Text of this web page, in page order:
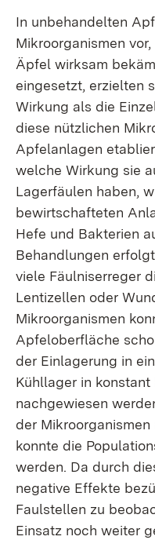
In unbehandelten
Mikroorganismen
Äpfel wirksam
eingesetzt, erzielten
Wirkung als die
diese nützlichen
Apfelanlagen
welche Wirkung sie
Lagerfäulen haben,
bewirtschafteten
Hefe und Bakterien
Behandlungen
viele Fäulniserreger
Lentizellen oder
Mikroorganismen
Apfeloberfläche
der Einlagerung in
Kühllager in
nachgewiesen
der
konnte die
werden. Da durch
negative Effekte
Faulstellen zu
Einsatz noch weiter